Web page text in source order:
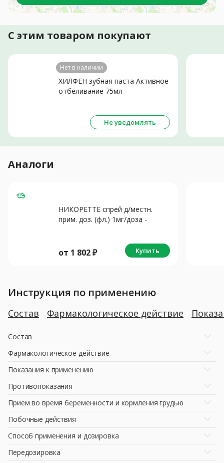
С этим товаром покупают
Нет в наличии
ХИЛФЕН зубная паста Активное
отбеливание 75мл
Не уведомлять
Аналоги
НИКОРЕТТЕ спрей д/местн.
прим. доз. (фл.) 1мг/доза -
от 1 802₽ Купить
Инструкция по применению
Состав Фармакологическое действие
Состав
Фармакологическое действие
Показания к применению
Противопоказания
Прием во время беременности и кормления грудью
Побочные действия
Способ применения и дозировка
Передозировка